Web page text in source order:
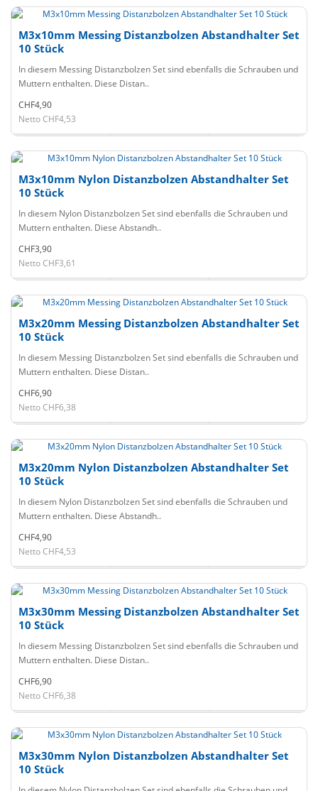
M3x10mm Messing Distanzbolzen Abstandhalter Set
10 Stück
In diesem Messing Distanzbolzen Set sind ebenfalls die Schrauben und
Muttern enthalten. Diese Distan..
CHF4,90
Netto CHF4,53
M3x10mm Nylon Distanzbolzen Abstandhalter Set
10 Stück
In diesem Nylon Distanzbolzen Set sind ebenfalls die Schrauben und
Muttern enthalten. Diese Abstandh..
CHF3,90
Netto CHF3,61
M3x20mm Messing Distanzbolzen Abstandhalter Set
10 Stück
In diesem Messing Distanzbolzen Set sind ebenfalls die Schrauben und
Muttern enthalten. Diese Distan..
CHF6,90
Netto CHF6,38
M3x20mm Nylon Distanzbolzen Abstandhalter Set
10 Stück
In diesem Nylon Distanzbolzen Set sind ebenfalls die Schrauben und
Muttern enthalten. Diese Abstandh..
CHF4,90
Netto CHF4,53
M3x30mm Messing Distanzbolzen Abstandhalter Set
10 Stück
In diesem Messing Distanzbolzen Set sind ebenfalls die Schrauben und
Muttern enthalten. Diese Distan..
CHF6,90
Netto CHF6,38
M3x30mm Nylon Distanzbolzen Abstandhalter Set
10 Stück